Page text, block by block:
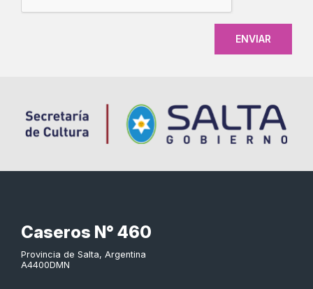
Caseros N° 460
Provincia de Salta, Argentina
A4400DMN